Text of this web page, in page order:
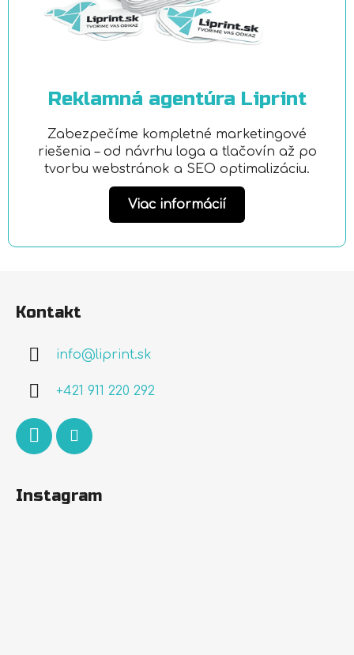
Reklamná agentúra Liprint
Zabezpečíme kompletné marketingové
riešenia – od návrhu loga a tlačovín až po
tvorbu webstránok a SEO optimalizáciu.
Viac informácií
Kontakt
info@liprint.sk
+421 911 220 292
Instagram